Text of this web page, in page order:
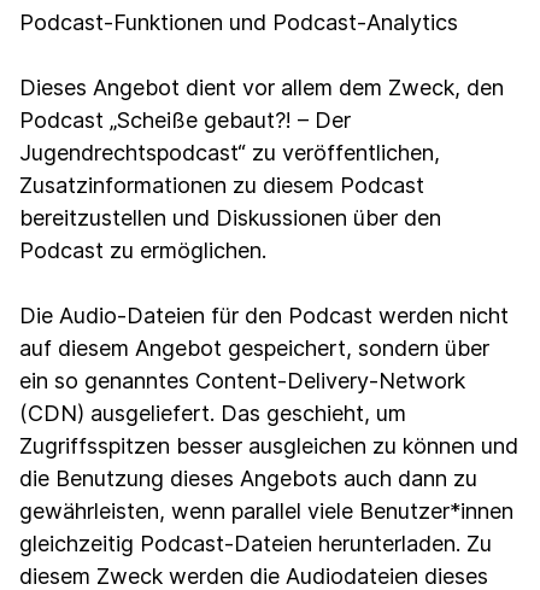
Podcast-Funktionen und Podcast-Analytics
Dieses Angebot dient vor allem dem Zweck, den
Podcast „Scheiße gebaut?! – Der
Jugendrechtspodcast“ zu veröffentlichen,
Zusatzinformationen zu diesem Podcast
bereitzustellen und Diskussionen über den
Podcast zu ermöglichen.
Die Audio-Dateien für den Podcast werden nicht
auf diesem Angebot gespeichert, sondern über
ein so genanntes Content-Delivery-Network
(CDN) ausgeliefert. Das geschieht, um
Zugriffsspitzen besser ausgleichen zu können und
die Benutzung dieses Angebots auch dann zu
gewährleisten, wenn parallel viele Benutzer*innen
gleichzeitig Podcast-Dateien herunterladen. Zu
diesem Zweck werden die Audiodateien dieses